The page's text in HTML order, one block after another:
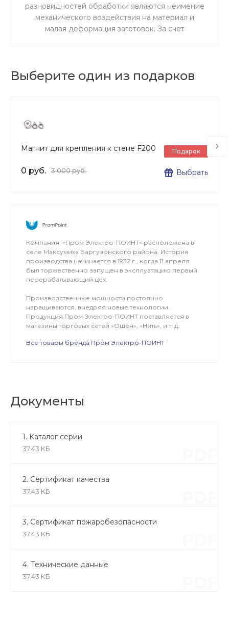
разновидностей обработки являются неимение
механического воздействия на материал и
малая деформация заготовок. За счет
Выберите один из подарков
Магнит для крепления к стене F200
0 руб. 3 000 руб.
Подарок
Выбрать
Компания «Пром Электро-ПОИНТ» расположена в
селе Максумиха Баргузонского района. История
производства начинается в 1932 г., когда 11 апреля
был торжественно запущен в эксплуатацию первый
перерабатывающий цех.
Производственные мощности постоянно
наращиваются, внедряя новые технологии.
Продукция Пром Электро-ПОИНТ поставляется в
магазины торговых сетей «Ошен», «Нить», и т. д.
Все товары бренда Пром Электро-ПОИНТ
Документы
1. Каталог серии
37.43 КБ
2. Сертификат качества
37.43 КБ
3. Сертификат пожаробезопасности
37.43 КБ
4. Технические данные
37.43 КБ